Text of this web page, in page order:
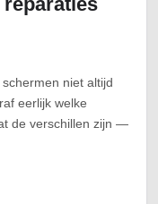
niet altijd
eerlijk welke
de verschillen zijn —